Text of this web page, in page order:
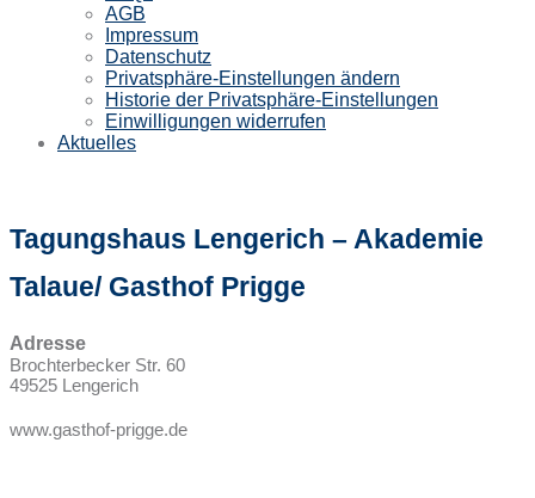
AGB
Impressum
Datenschutz
Privatsphäre-Einstellungen ändern
Historie der Privatsphäre-Einstellungen
Einwilligungen widerrufen
Aktuelles
Tagungshaus Lengerich – Akademie
Talaue/ Gasthof Prigge
Adresse
Brochterbecker Str. 60
49525 Lengerich
www.gasthof-prigge.de